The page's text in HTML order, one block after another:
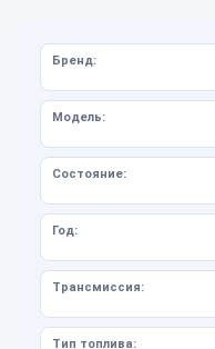
Бренд:
Модель:
Состояние:
Год:
Трансмиссия:
Тип топлива: